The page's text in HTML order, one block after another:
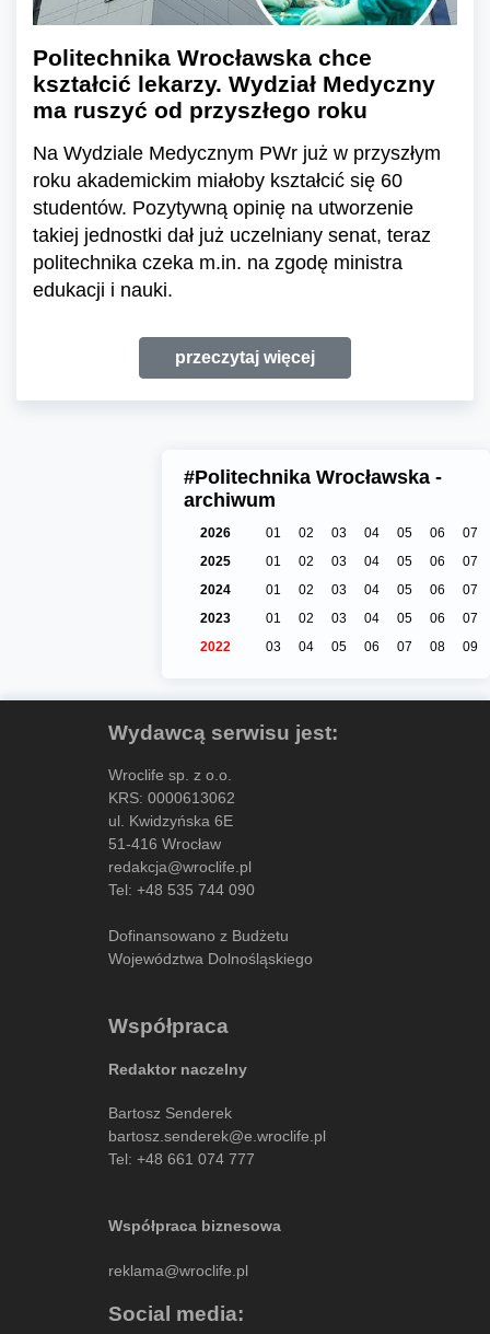
Politechnika Wrocławska chce
kształcić lekarzy. Wydział Medyczny
ma ruszyć od przyszłego roku
Na Wydziale Medycznym PWr już w przyszłym
roku akademickim miałoby kształcić się 60
studentów. Pozytywną opinię na utworzenie
takiej jednostki dał już uczelniany senat, teraz
politechnika czeka m.in. na zgodę ministra
edukacji i nauki.
przeczytaj więcej
#Politechnika Wrocławska -
archiwum
2026 01 02 03 04 05 06
07
2025
01 02 03 04 05 06
07
2024
01 02 03 04 05 06
07
2023
01 02 03 04 05 06
07
2022
03 04 05 06 07 08 09
Wydawcą serwisu jest:
Wroclife sp. z o.o.
KRS: 0000613062
ul. Kwidzyńska 6E
51-416 Wrocław
redakcja@wroclife.pl
Tel: +48 535 744 090
Dofinansowano z Budżetu
Województwa Dolnośląskiego
Współpraca
Redaktor naczelny
Bartosz Senderek
bartosz.senderek@e.wroclife.pl
Tel: +48 661 074 777
Współpraca biznesowa
reklama@wroclife.pl
Social media: